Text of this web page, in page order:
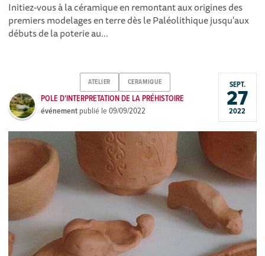
Initiez-vous à la céramique en remontant aux origines des
premiers modelages en terre dès le Paléolithique jusqu'aux
débuts de la poterie au...
ATELIER CERAMIQUE
POLE D'INTERPRETATION DE LA PRÉHISTOIRE
événement publié le09/09/2022
SEPT.
27
2022